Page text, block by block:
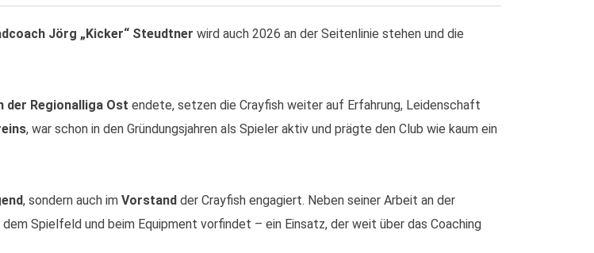
Jörg „Kicker“ Steudtner wird auch 2026 an der Seitenlinie stehen und die
Regionalliga Ost endete, setzen die Crayfish weiter auf Erfahrung, Leidenschaft
, war schon in den Gründungsjahren als Spieler aktiv und prägte den Club wie kaum ein
, sondern auch im Vorstand der Crayfish engagiert. Neben seiner Arbeit an der
Spielfeld und beim Equipment vorfindet – ein Einsatz, der weit über das Coaching
"Cottbus Crayfish" e.V
Str. 5
Aktuelle News
Mitgliedschaft